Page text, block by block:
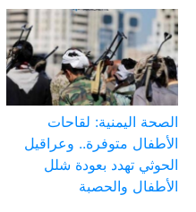
الصحة اليمنية: لقاحات
الأطفال متوفرة.. وعراقيل
الحوثي تهدد بعودة شلل
الأطفال والحصبة